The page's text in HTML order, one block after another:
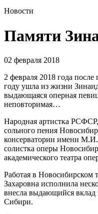
Новости
Памяти
02 февраля 2018
2 февраля 2018 года
году ушла из жизни
выдающаяся оперная
неповторимая…
Народная артистка
сольного пения
консерватории имени
солистка оперы
академического театра
Работая в Новосибирском
Захаровна исполнила
внесла выдающийся вклад
Сибири.